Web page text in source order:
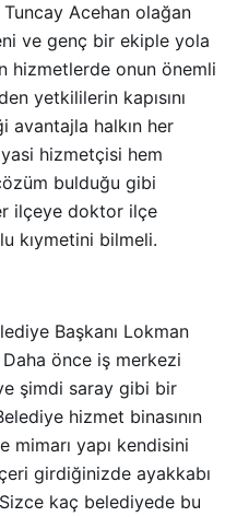
Acehan olağan
ve genç bir ekiple yola
hizmetlerde onun önemli
yetkililerin kapısını
avantajla halkın her
hizmetçisi hem
bulduğu gibi
ilçeye doktor ilçe
kıymetini bilmeli.
Başkanı Lokman
Daha önce iş merkezi
şimdi saray gibi bir
hizmet binasının
mimarı yapı kendisini
girdiğinizde ayakkabı
kaç belediyede bu